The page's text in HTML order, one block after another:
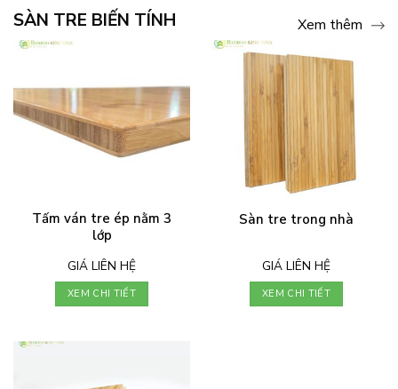
SÀN TRE BIẾN TÍNH Xem thêm
Tấm ván tre ép nằm 3
lớp
GIÁ LIÊN HỆ
XEM CHI TIẾT
Sàn tre trong nhà
GIÁ LIÊN HỆ
XEM CHI TIẾT